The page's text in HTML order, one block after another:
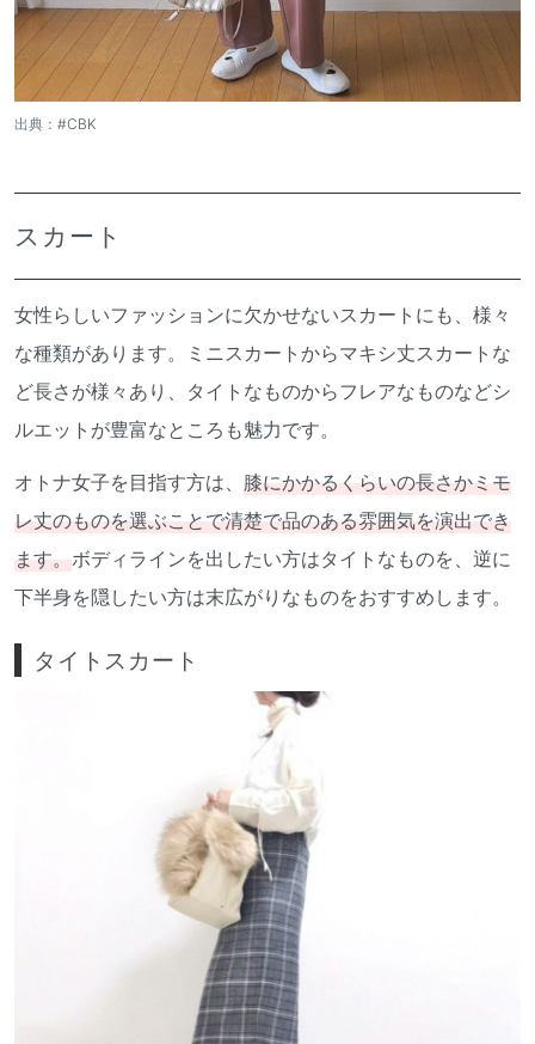
出典： #CBK
スカート
女性らしいファッションに欠かせないスカートにも、様々
な種類があります。ミニスカートからマキシ丈スカートな
ど長さが様々あり、タイトなものからフレアなものなどシ
ルエットが豊富なところも魅力です。
オトナ女子を目指す方は、 膝にかかるくらいの長さかミモ
レ丈のものを選ぶことで清楚で品のある雰囲気を演出でき
ます。 ボディラインを出したい方はタイトなものを、逆に
下半身を隠したい方は末広がりなものをおすすめします。
タイトスカート